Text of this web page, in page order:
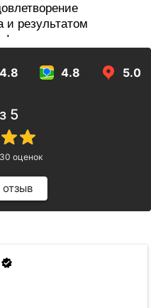
и результатом
4.8 4.8 5.0
5
оценок
отзыв